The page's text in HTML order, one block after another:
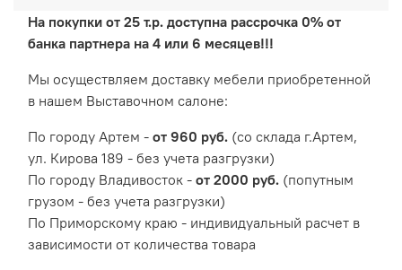
На покупки от 25 т.р. доступна рассрочка 0% от
банка партнера на 4 или 6 месяцев!!!
Мы осуществляем доставку мебели приобретенной
в нашем Выставочном салоне:
По городу Артем - от 960 руб. (со склада г.Артем,
ул. Кирова 189 - без учета разгрузки)
По городу Владивосток - от 2000 руб. (попутным
грузом - без учета разгрузки)
По Приморскому краю - индивидуальный расчет в
зависимости от количества товара